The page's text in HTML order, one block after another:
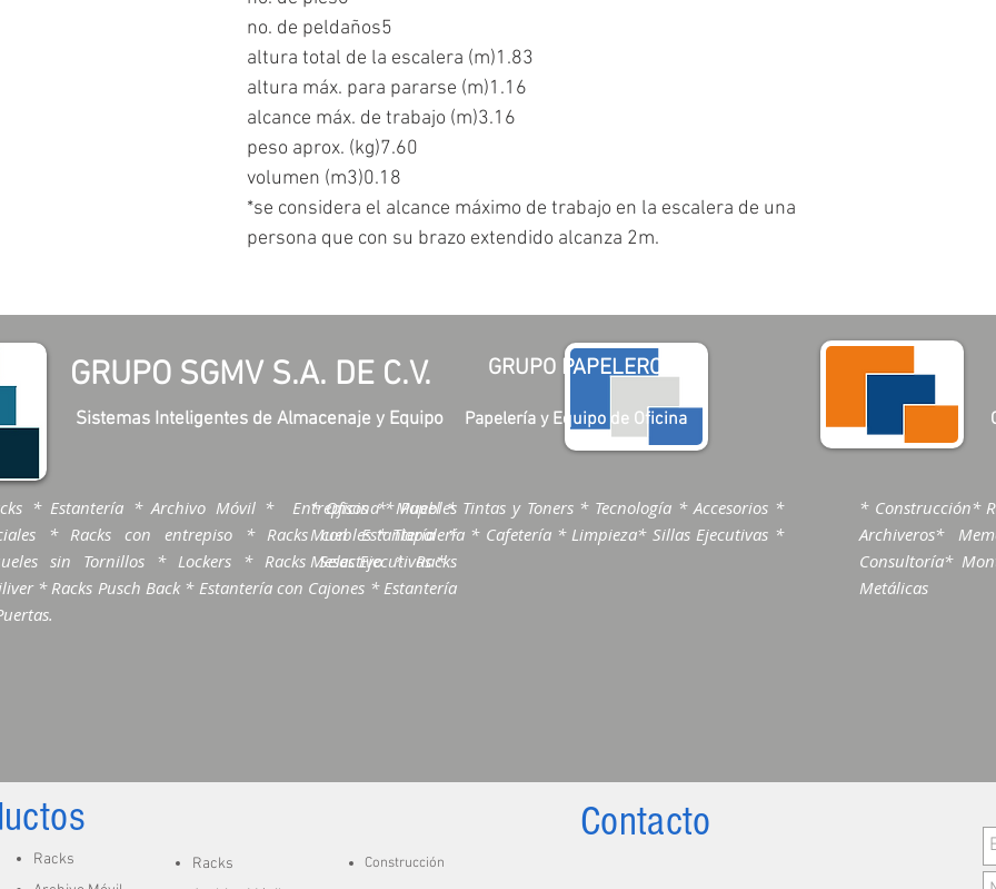
no. de peldaños5
altura total de la escalera (m)1.83
altura máx. para pararse (m)1.16
alcance máx. de trabajo (m)3.16
peso aprox. (kg)7.60
volumen (m3)0.18
*se considera el alcance máximo de trabajo en la escalera de una
persona que con su brazo extendido alcanza 2m.
GRUPO SGMV S.A. DE C.V.
Sistemas Inteligentes de Almacenaje y Equipo
* Estantería * Archivo Móvil * Entrepisos * Muebles
* Racks con entrepiso * Racks con Estantería *
sin Tornillos * Lockers * Racks Selectivo * Racks
* Racks Pusch Back * Estantería con Cajones * Estantería
GRUPO PAPELERO
Papelería y Equipo de Oficina
* Oficina * Papel * Tintas y Toners * Tecnología * Accesorios *
Muebles * Tlapalería * Cafetería * Limpieza* Sillas Ejecutivas *
Mesas Ejecutivas *
* Construcción*
Archiveros*
Consultoría*
Metálicas
Racks
Racks
Construcción
Contacto